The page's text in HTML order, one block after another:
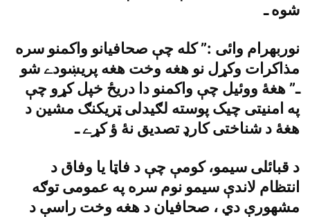
شوه ـ
نوربهرام وائى :” کله چې صحافيانو واکمنو سره
مذاکرات وکړل نو هغه وخت هغه پريښودے شو
ـ” هغۀ ووئيل چې واکمنو دا دريځ خپل کړو چې
په امنيتى چيک پوسته لګيدلى ټريکنګ مشين د
هغۀ د شناختى کارډ تصديق نۀ ؤ کړے ـ
د قبائلى سيمو، کومې چې د فاټا يا وفاق د
انتظام لاندې سيمو نوم سره په عمومى توګه
مشهورې دي ، صحافيان د هغه وخت راسې د